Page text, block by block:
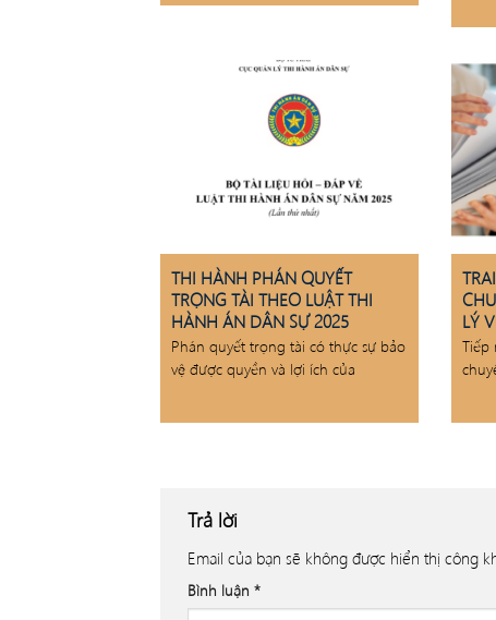
THI HÀNH PHÁN QUYẾT
TRỌNG TÀI THEO LUẬT THI
HÀNH ÁN DÂN SỰ 2025
Phán quyết trọng tài có thực sự bảo
vệ được quyền và lợi ích của
LÝ
Tiếp
Trả lời
Email của bạn sẽ không được hiển thị công
Bình luận *